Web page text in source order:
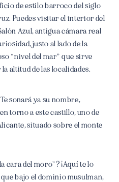
de estilo barroco del siglo
Puedes visitar el interior del
Azul, antigua cámara real
justo al lado de la
“nivel del mar” que sirve
altitud de las localidades.
Te sonará ya su nombre,
torno a este castillo, uno de
situado sobre el monte
cara del moro”? ¡Aquí te lo
bajo el dominio musulman,